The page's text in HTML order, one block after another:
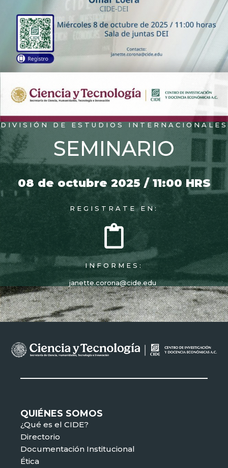
DIVISIÓN DE ESTUDIOS INTERNACIONALES
SEMINARIO
08 de octubre 2025 / 11:00 HRS
REGISTRATE EN:
INFORMES:
janette.corona@cide.edu
QUIÉNES SOMOS
¿Qué es el CIDE?
Directorio
Documentación Institucional
Ética